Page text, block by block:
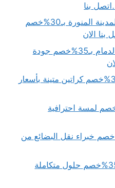
بنا
افضل شركة نقل عفش بالمدينة المنورة بـ30%خصم
بنا الان
ارخص شركة نقل عفش بالدمام بـ35%خصم جودة
كراتين نقل عفش مكة بـ35%خصم كراتين متينة بأسعار
عفش جدة بـ30%خصم لمسة احترافية
بضائع من جدة بـ35%خصم خبراء نقل البضائع من
نقل عفش جدة السامر بـ35%خصم حلول متكاملة